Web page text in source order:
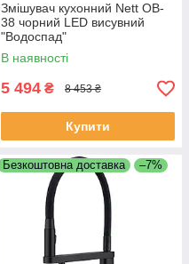
Змішувач кухонний Nett OB-
38 чорний LED висувний
"Водоспад"
В наявності
5 494 ₴ 8 453 ₴
Купити
Безкоштовна доставка –7%